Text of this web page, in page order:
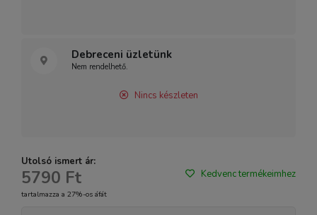
Debreceni üzletünk
Nem rendelhető.
Nincs készleten
Utolsó ismert ár:
5790 Ft
tartalmazza a 27%-os áfát
Kedvenc termékeimhez